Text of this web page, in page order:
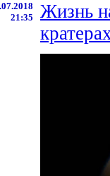
21:35
Жизнь